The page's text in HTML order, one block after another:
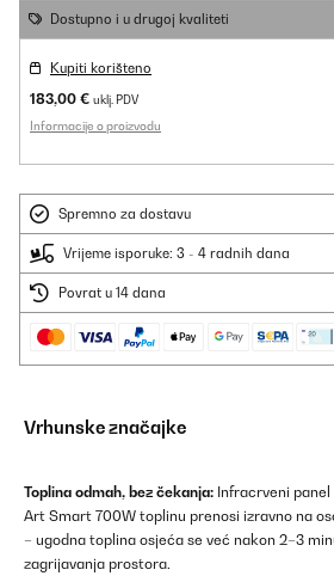
Dostupno i u drugoj kvaliteti
Kupiti korišteno
183,00 € uklj. PDV
Informacije o proizvodu
Spremno za dostavu
Vrijeme isporuke: 3 - 4 radnih dana
Povrat u 14 dana
Vrhunske značajke
Toplina odmah, bez čekanja: Infracrveni
Art Smart 700W toplinu prenosi izravno na
– ugodna toplina osjeća se već nakon 2–3
zagrijavanja prostora.